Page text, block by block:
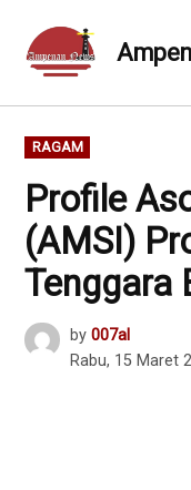
content
POSTED
IN
RAGAM
Profile
(AMSI)
Tenggara
by 007al
Rabu, 15 Maret